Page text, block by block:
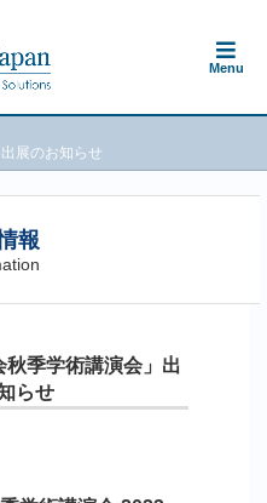
Menu
展のお知らせ
報
秋季学術講演会」出
らせ